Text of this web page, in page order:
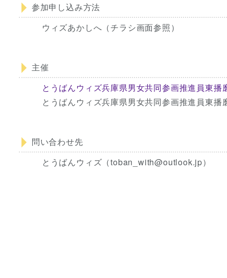
参加申し込み方法
ウィズあかしへ（チラシ画面参照）
主催
とうばんウィズ兵庫県男女共同参画推進員東播
とうばんウィズ兵庫県男女共同参画推進員東播
問い合わせ先
とうばんウィズ（toban_with@outlook.jp）